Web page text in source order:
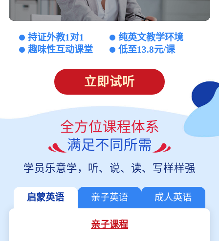
持证外教1对1
纯英文教学环境
趣味性互动课堂
低至13.8元/课
立即试听
全方位课程体系
满足不同所需
学员乐意学，听、说、读、写样样强
启蒙英语 亲子英语 成人英语
亲子课程